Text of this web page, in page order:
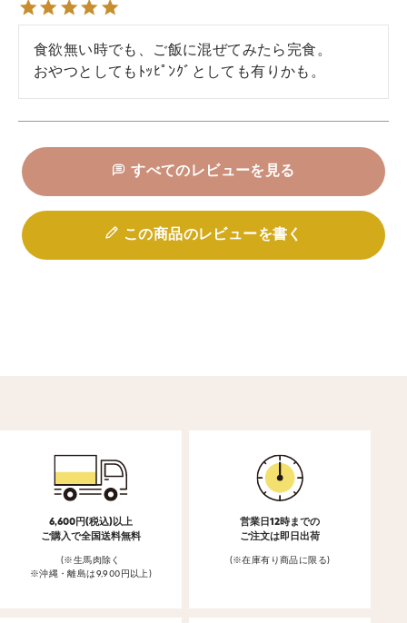
食欲無い時でも、ご飯に混ぜてみたら完食。
おやつとしてもﾄｯﾋﾟﾝｸﾞとしても有りかも。
すべてのレビューを見る
この商品のレビューを書く
6,600円(税込)以上
ご購入で全国送料無料
(※生馬肉除く
※沖縄・離島は9,900円以上)
営業日12時までの
ご注文は即日出荷
(※在庫有り商品に限る)